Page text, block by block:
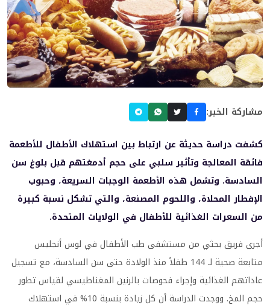
مشاركة الخبر:
كشفت دراسة حديثة عن ارتباط بين استهلاك الأطفال للأطعمة
فائقة المعالجة وتأثير سلبي على حجم أدمغتهم قبل بلوغ سن
السادسة. وتشمل هذه الأطعمة الوجبات السريعة، وحبوب
الإفطار المحلاة، واللحوم المصنعة، والتي تشكل نسبة كبيرة
من السعرات الغذائية للأطفال في الولايات المتحدة.
أجرى فريق بحثي من مستشفى طب الأطفال في لوس أنجليس
متابعة صحية لـ 144 طفلاً منذ الولادة حتى سن السادسة، مع تسجيل
عاداتهم الغذائية وإجراء فحوصات بالرنين المغناطيسي لقياس تطور
حجم المخ. ووجدت الدراسة أن كل زيادة بنسبة 10% في استهلاك